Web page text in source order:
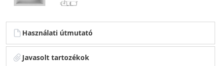
Használati útmutató
Javasolt tartozékok